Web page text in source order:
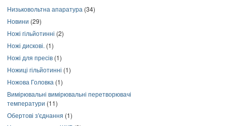
Низьковольтна апаратура (34)
Новини (29)
Ножі гільйотинні (2)
Ножі дискові. (1)
Ножі для пресів (1)
Ножиці гільйотинні (1)
Ножова Головка (1)
Вимірювальні вимірювальні перетворювачі
температури (11)
Обертові з'єднання (1)